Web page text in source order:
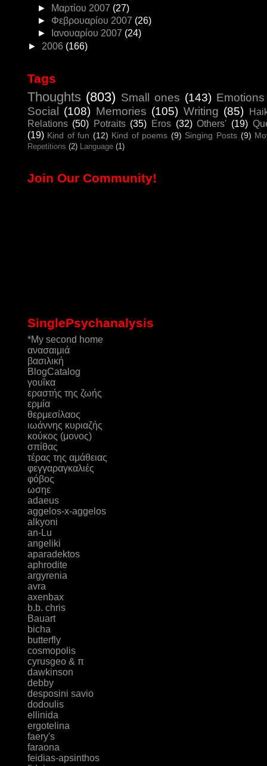
►
Μαρτίου 2007 (27)
► Φεβρουαρίου 2007 (26)
►
Ιανουαρίου 2007 (24)
► 2006 (166)
Tags
Thoughts (803) Small ones (143) Emotions
Social
(108) Memories (105) Writing (85)
Relations (50) Potraits (35) Eros (32) Others' (19)
(19) Kind of fun (12) Kind of poems (9) Singing Posts (9)
Repetitions (2) Language (1)
Join Our Community!
SinglePsychanalysis
*My second home
ανασαιμιά
βασιλική
ΒlogCatalog
γουΐκα
εραστής της ζωής
ερμία
θερμεσίλαος
ιωάννης κυριαζής
κούκος (μονος)
σπίθας
τέρας της αμάθειας
φεγγαραγκαλιές
φόβος
ωσηε
adaeus
aggelos-x-aggelos
alkyoni
an-Lu
angeliki
aparadektos
aphrodite
argyrenia
avra
axenbax
b.b. chris
Bauart
bicha
butterfly
cosmopolis
cyrusgeo & π
dawkinson
debby
desposini savio
dodoulis
ellinida
ergotelina
faery's
faraona
feidias-apsinthos